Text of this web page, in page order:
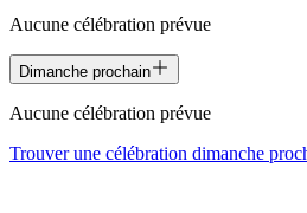
Aucune célébration prévue
Dimanche prochain
Aucune célébration prévue
Trouver une célébration dimanche